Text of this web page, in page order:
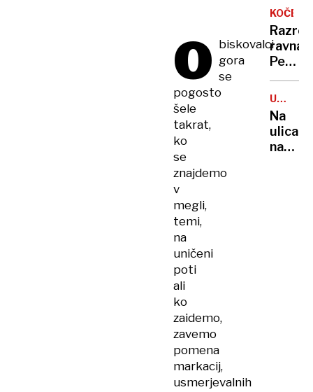
O biskovalci
gora
se
pogosto
šele
takrat,
ko
se
znajdemo
v
megli,
temi,
na
uničeni
poti
ali
ko
zaidemo,
zavemo
pomena
markacij,
usmerjevalnih
KOČEVJE
Pečan
vztraja
pri
tožbi
šole
Na
ulicah